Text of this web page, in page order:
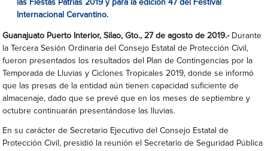
las Fiestas Patrias 2019 y para la edición 47 del Festival
Internacional Cervantino.
Guanajuato Puerto Interior, Silao, Gto., 27 de agosto de 2019.- Durante
la Tercera Sesión Ordinaria del Consejo Estatal de Protección Civil,
fueron presentados los resultados del Plan de Contingencias por la
Temporada de Lluvias y Ciclones Tropicales 2019, donde se informó
que las presas de la entidad aún tienen capacidad suficiente de
almacenaje, dado que se prevé que en los meses de septiembre y
octubre continuarán presentándose las lluvias.
En su carácter de Secretario Ejecutivo del Consejo Estatal de
Protección Civil, presidió la reunión el Secretario de Seguridad Pública